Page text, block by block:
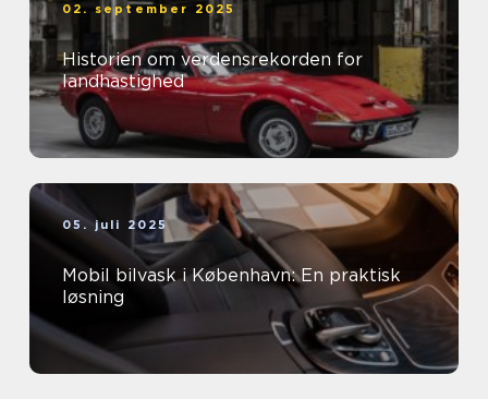
02. september 2025
Historien om verdensrekorden for
landhastighed
05. juli 2025
Mobil bilvask i København: En praktisk
løsning